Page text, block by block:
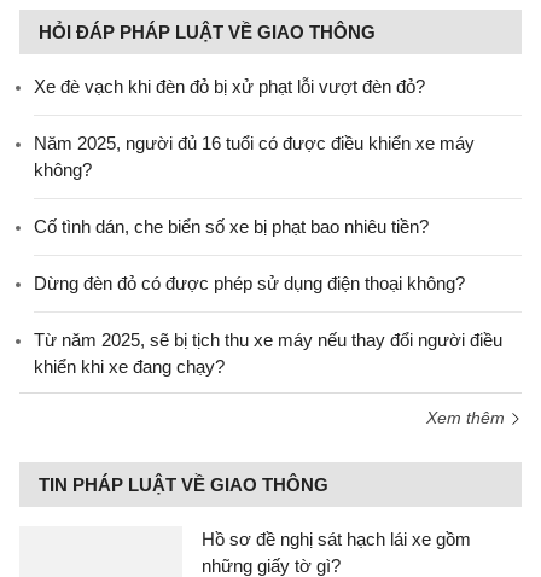
HỎI ĐÁP PHÁP LUẬT VỀ GIAO THÔNG
Xe đè vạch khi đèn đỏ bị xử phạt lỗi vượt đèn đỏ?
Năm 2025, người đủ 16 tuổi có được điều khiển xe máy
không?
Cố tình dán, che biển số xe bị phạt bao nhiêu tiền?
Dừng đèn đỏ có được phép sử dụng điện thoại không?
Từ năm 2025, sẽ bị tịch thu xe máy nếu thay đổi người điều
khiển khi xe đang chạy?
Xem thêm
TIN PHÁP LUẬT VỀ GIAO THÔNG
Hồ sơ đề nghị sát hạch lái xe gồm
những giấy tờ gì?